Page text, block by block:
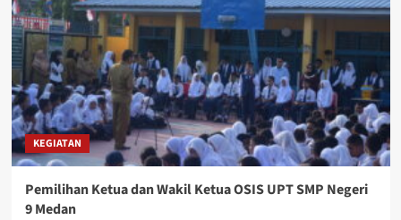
Medan
Mengikuti
Gebyar
Pendidikan
KEGIATAN
Pemilihan Ketua dan Wakil Ketua OSIS UPT SMP Negeri
9 Medan